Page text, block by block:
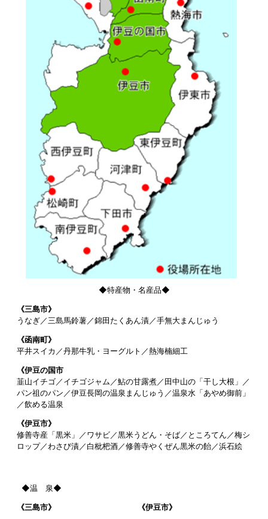
◆特産物・名産品◆
《三島市》
うなぎ／三島馬鈴薯／錦田たくあん漬／手無大まんじゅう
《函南町》
平井スイカ／丹那牛乳・ヨーグルト／熱海楠細工
《伊豆の国市
韮山イチゴ／イチゴジャム／鮎の甘露煮／田中山の「干し大根」／
パン祖のパン／伊豆長岡の温泉まんじゅう／温泉水「あやめ御前」
／飲める温泉
《伊豆市》
修善寺産「黒米」／ワサビ／黒米うどん・そば／ところてん／梅シ
ロップ／わさび漬／白枇杷酒／修善寺やくぜん黒米の飴／浜石絵
◆温 泉◆
《三島市》
《伊豆市》